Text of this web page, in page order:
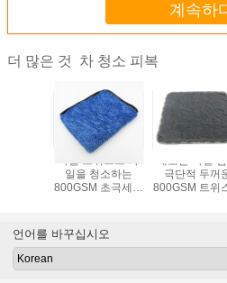
계속하
더 많은 것 차 청소 피복
린트 대
타월 트위스트 파
일을 청소하는
800GSM 초극세사
새로운 타월 검
극단적 두꺼
800GSM 트위
니다
언어를 바꾸십시오